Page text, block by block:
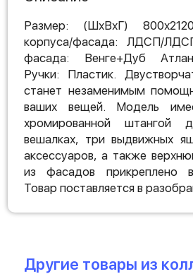
Размер: (ШхВхГ)
корпуса/фасада: ЛДСП/
фасада: Венге+Дуб
Ручки: Пластик.
станет незаменимым
ваших вещей. Модель
хромированной
вешалках, три выдвижных
аксессуаров, а также
из фасадов прикреплено
Товар поставляется в
Другие товары из